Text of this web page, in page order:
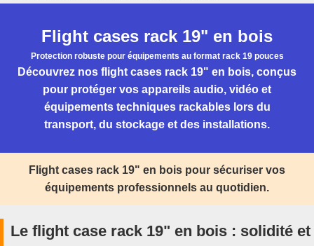
Flight cases rack 19" en bois
Protection robuste pour équipements au format rack 19 pouces
Découvrez nos flight cases rack 19" en bois, conçus
pour protéger vos appareils audio, vidéo et
équipements techniques rackables lors du
transport, du stockage et des installations.
Flight cases rack 19" en bois pour sécuriser vos
équipements professionnels au quotidien.
Le flight case rack 19" en bois : solidité et